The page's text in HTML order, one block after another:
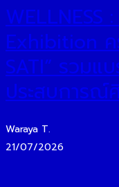
WELLNESS
Exhibition ค
SATI” รวมแ
ประสบการณ์
Waraya T.
21/07/2026